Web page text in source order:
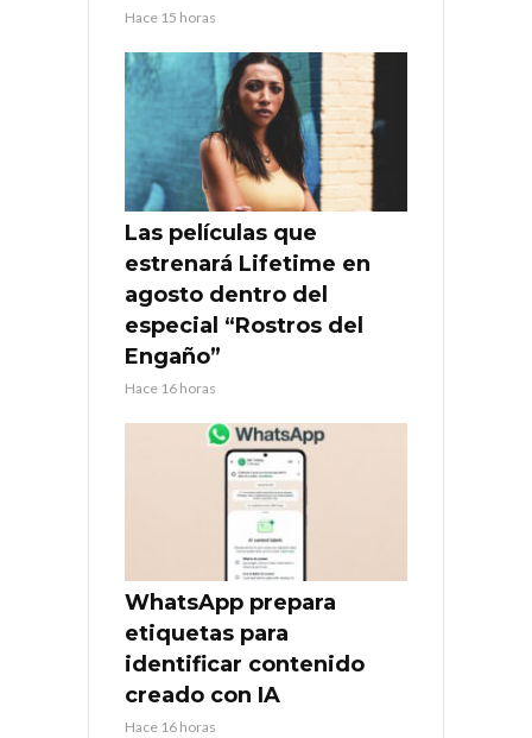
Hace 15 horas
Las películas que
estrenará Lifetime en
agosto dentro del
especial “Rostros del
Engaño”
Hace 16 horas
WhatsApp prepara
etiquetas para
identificar contenido
creado con IA
Hace 16 horas